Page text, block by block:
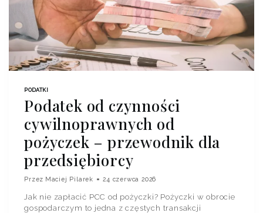
PODATKI
Podatek od czynności
cywilnoprawnych od
pożyczek – przewodnik dla
przedsiębiorcy
Przez Maciej Pilarek 24 czerwca 2026
Jak nie zapłacić PCC od pożyczki? Pożyczki w obrocie
gospodarczym to jedna z częstych transakcji